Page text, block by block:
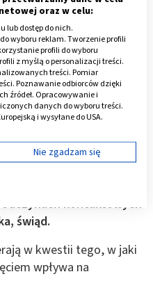
się pojawić nagle, ale
wynikiem
białka.
o ile w populacji ogólnej
8 procent osób, o tyle u
zaś w przedziale
na psa u niemowlaka
się stosunkowo rzadko.
dorosłych. To
i kichanie, kaszel,
kontaktowych
świąd.
w kwestii tego, w jaki
wpływa na
oraz w celu:
lub dostęp do nich.
wyboru reklam. Tworzenie profili
profili do wyboru
z myślą o personalizacji treści.
treści. Pomiar
Poznawanie odbiorców dzięki
źródeł. Opracowywanie i
danych do wyboru treści.
i wysyłane do USA.
IAB)
celach:
urządzeniu lub
danych do
Nie zgadzam się